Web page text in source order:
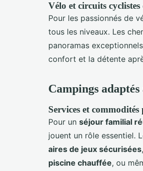
Vélo et circuits
Pour les passionnés de
tous les niveaux. Les
panoramas
confort et la détente
Campings
Services et
Pour un séjour familial
jouent un rôle essentiel.
aires de jeux sécurisées
piscine chauffée, ou